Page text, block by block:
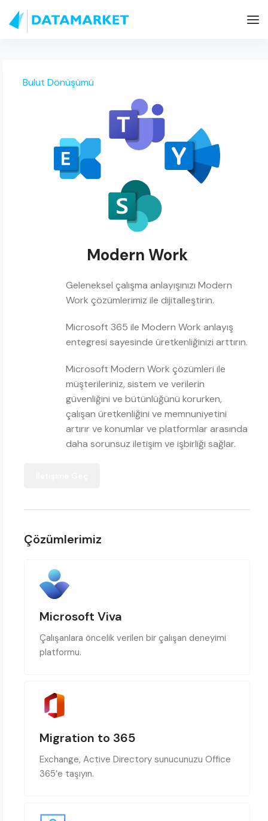
Bulut Dönüşümü
Modern Work
Geleneksel çalışma anlayışınızı Modern
Work çözümlerimiz ile dijitalleştirin.
Microsoft 365 ile Modern Work anlayış
entegresi sayesinde üretkenliğinizi arttırın.
Microsoft Modern Work çözümleri ile
müşterileriniz, sistem ve verilerin
güvenliğini ve bütünlüğünü korurken,
çalışan üretkenliğini ve memnuniyetini
artırır ve konumlar ve platformlar arasında
daha sorunsuz iletişim ve işbirliği sağlar.
Çözümlerimiz
Microsoft Viva
Çalışanlara öncelik verilen bir çalışan deneyimi
platformu.
Migration to 365
Exchange, Active Directory sunucunuzu Office
365’e taşıyın.